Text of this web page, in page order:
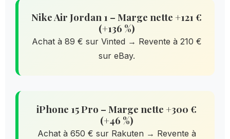
Nike Air Jordan 1 – Marge nette +121 €
(+136 %)
Achat à 89 € sur Vinted → Revente à 210 €
sur eBay.
iPhone 15 Pro – Marge nette +300 €
(+46 %)
Achat à 650 € sur Rakuten → Revente à